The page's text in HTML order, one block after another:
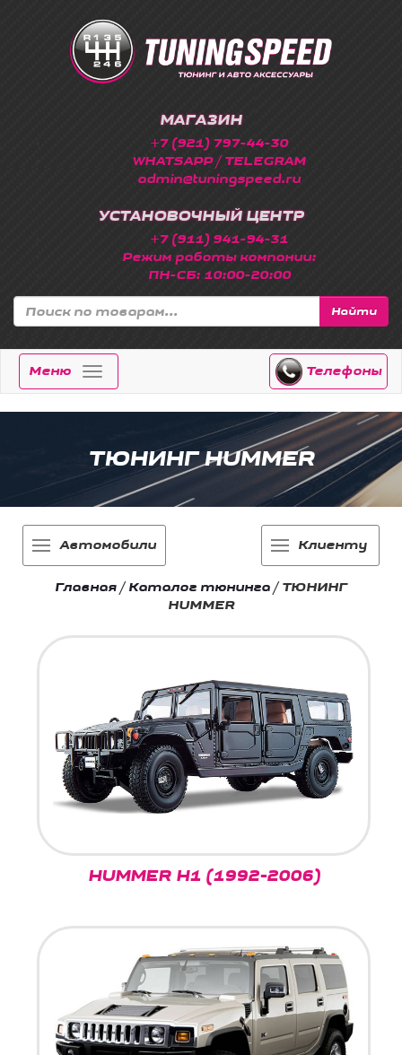
МАГАЗИН
+7 (921) 797-44-30
WHATSAPP / TELEGRAM
admin@tuningspeed.ru
УСТАНОВОЧНЫЙ ЦЕНТР
+7 (911) 941-94-31
Режим работы компании:
ПН-СБ: 10:00-20:00
Найти
Меню Телефоны
ТЮНИНГ HUMMER
Автомобили Клиенту
Главная /Каталог тюнинга /ТЮНИНГ
HUMMER
HUMMER H1 (1992-2006)